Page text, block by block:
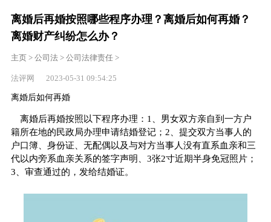
离婚后再婚按照哪些程序办理？离婚后如何再婚？
离婚财产纠纷怎么办？
主页> 公司法> 公司法律责任>
法评网 2023-05-31 09:54:25
离婚后如何再婚
离婚后再婚按照以下程序办理：1、男女双方亲自到一方户
籍所在地的民政局办理申请结婚登记；2、提交双方当事人的
户口簿、身份证、无配偶以及与对方当事人没有直系血亲和三
代以内旁系血亲关系的签字声明、3张2寸近期半身免冠照片；
3、审查通过的，发给结婚证。